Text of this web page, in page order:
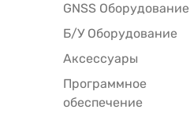
GNSS Оборудование
Б/У Оборудование
Аксессуары
Программное
обеспечение